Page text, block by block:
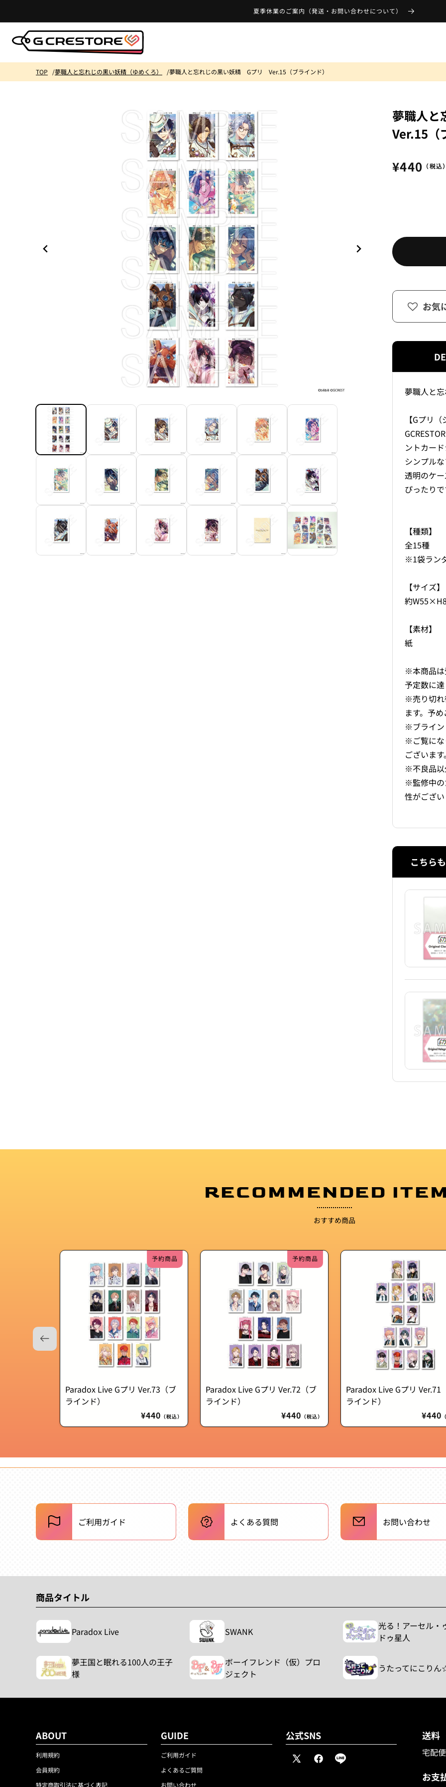
進む
夏季休業のご案内（発送・お問い合わせについて）
TOP 夢職人と忘れじの黒い妖精（ゆめくろ） 夢職人と忘れじの黒い妖精 Gプリ Ver.15（ブラインド）
夢職人
Ver.15（
通
¥440 （税込
お気
夢職人と
【Gプリ
ントカー
シンプル
透明のケ
ぴったり
【種類】
全15種
※1袋ラン
【サイズ】
約
【素材】
紙
※本商品は
予定数に
※売り切れ
ます。予
※ブライン
※ご覧にな
ございます
※不良品以
※監修中の
性がござ
こちら
RECOMMENDED
おすすめ商品
予約商品
Paradox Live Gプリ Ver.73（ブ
ラインド）
通
常
¥440 （税込）
予約商品
Paradox Live Gプリ Ver.72（ブ
ラインド）
通
常
¥440 （税込）
Paradox Live Gプリ Ver.71
ラインド）
通
常
¥440
ご利用ガイド よくある質問 お問い合わせ
商品タイトル
Paradox Live SWANK
光る！アーセル・
ドゥ星人
夢王国と眠れる100人の王子
様
ボーイフレンド（仮）プロ
ジェクト
うたってにこり
ABOUT
利用規約
会員規約
特定商取引法に基づく表記
GUIDE
ご利用ガイド
よくあるご質問
お問い合わせ
公式SNS
X
Facebook
Line
送料
宅配
お支